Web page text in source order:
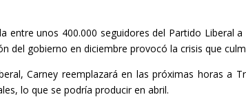
entre unos 400.000 seguidores del Partido Liberal
del gobierno en diciembre provocó la crisis que
Carney reemplazará en las próximas horas a
lo que se podría producir en abril.